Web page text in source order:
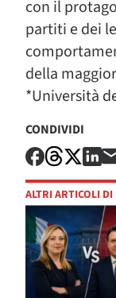
con il
partiti e dei
della
*Università
CONDIVIDI
ALTRI ARTICOLI DI